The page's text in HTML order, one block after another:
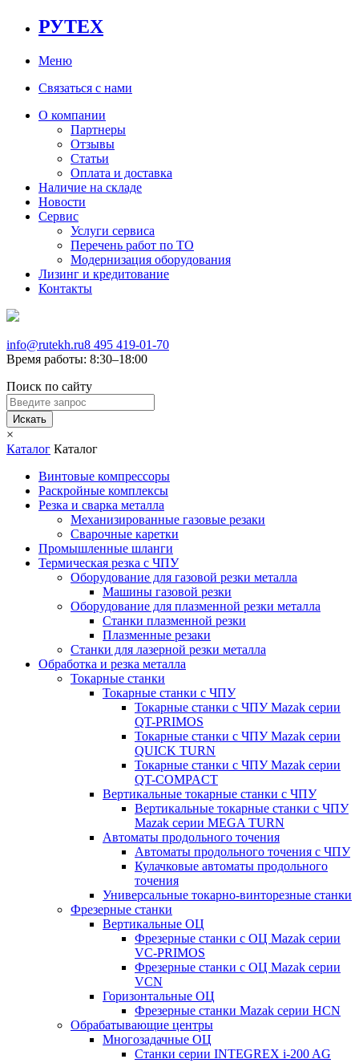
РУТЕХ
Меню
Связаться с нами
О компании
Партнеры
Отзывы
Статьи
Оплата и доставка
Наличие на складе
Новости
Сервис
Услуги сервиса
Перечень работ по ТО
Модернизация оборудования
Лизинг и кредитование
Контакты
info@rutekh.ru8 495 419-01-70
Время работы: 8:30–18:00
Поиск по сайту
Искать
×
Каталог Каталог
Винтовые компрессоры
Раскройные комплексы
Резка и сварка металла
Механизированные газовые резаки
Сварочные каретки
Промышленные шланги
Термическая резка с ЧПУ
Оборудование для газовой резки металла
Машины газовой резки
Оборудование для плазменной резки металла
Станки плазменной резки
Плазменные резаки
Станки для лазерной резки металла
Обработка и резка металла
Токарные станки
Токарные станки с ЧПУ
Токарные станки с ЧПУ Mazak серии
QT-PRIMOS
Токарные станки с ЧПУ Mazak серии
QUICK TURN
Токарные станки с ЧПУ Mazak серии
QT-COMPACT
Вертикальные токарные станки с ЧПУ
Вертикальные токарные станки с ЧПУ
Mazak серии MEGA TURN
Автоматы продольного точения
Автоматы продольного точения с ЧПУ
Кулачковые автоматы продольного
точения
Универсальные токарно-винторезные станки
Фрезерные станки
Вертикальные ОЦ
Фрезерные станки с ОЦ Mazak серии
VC-PRIMOS
Фрезерные станки с ОЦ Mazak серии
VCN
Горизонтальные ОЦ
Фрезерные станки Mazak серии HCN
Обрабатывающие центры
Многозадачные ОЦ
Cтанки серии INTEGREX i-200 AG